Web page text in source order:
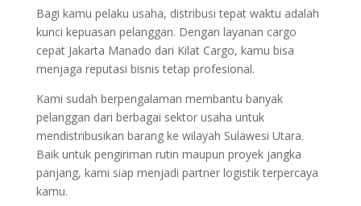
Bagi kamu pelaku usaha, distribusi tepat waktu adalah
kunci kepuasan pelanggan. Dengan layanan cargo
cepat Jakarta Manado dari Kilat Cargo, kamu bisa
menjaga reputasi bisnis tetap profesional.
Kami sudah berpengalaman membantu banyak
pelanggan dari berbagai sektor usaha untuk
mendistribusikan barang ke wilayah Sulawesi Utara.
Baik untuk pengiriman rutin maupun proyek jangka
panjang, kami siap menjadi partner logistik terpercaya
kamu.